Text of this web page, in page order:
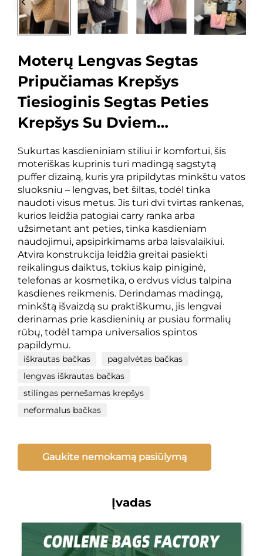
Moterų Lengvas Segtas
Pripučiamas Krepšys
Tiesioginis Segtas Peties
Krepšys Su Dviem
Rankenomis Atvira Uždarymo
Sistema
Sukurtas kasdieniniam stiliui ir komfortui, šis
moteriškas kuprinis turi madingą sagstytą
puffer dizainą, kuris yra pripildytas minkštu vatos
sluoksniu – lengvas, bet šiltas, todėl tinka
naudoti visus metus. Jis turi dvi tvirtas rankenas,
kurios leidžia patogiai carry ranka arba
užsimetant ant peties, tinka kasdieniam
naudojimui, apsipirkimams arba laisvalaikiui.
Atvira konstrukcija leidžia greitai pasiekti
reikalingus daiktus, tokius kaip piniginė,
telefonas ar kosmetika, o erdvus vidus talpina
kasdienes reikmenis. Derindamas madingą,
minkštą išvaizdą su praktiškumu, jis lengvai
derinamas prie kasdieninių ar pusiau formalių
rūbų, todėl tampa universalios spintos
papildymu.
iškrautas bačkas
pagalvėtas bačkas
lengvas iškrautas bačkas
stilingas pernešamas krepšys
neformalus bačkas
Gaukite nemokamą pasiūlymą
Įvadas